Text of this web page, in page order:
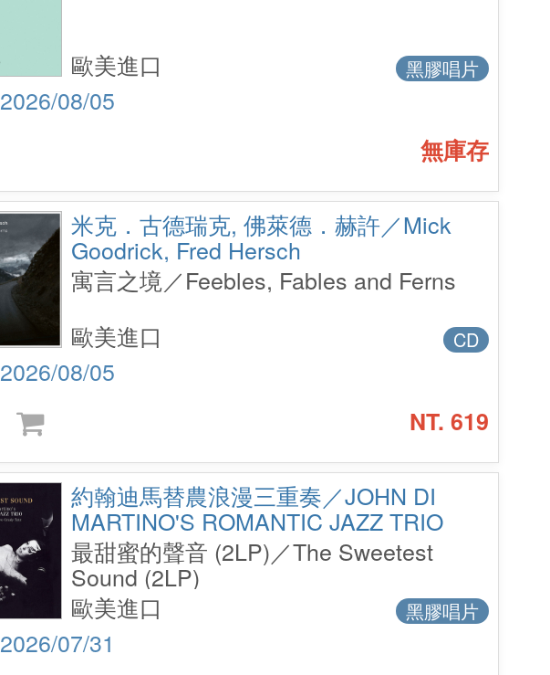
2026/08/05
黑膠唱片
歐美進口
無庫存
米克．古德瑞克, 佛萊德．赫許／Mick
Goodrick, Fred Hersch
寓言之境／Feebles, Fables and Ferns
2026/08/05
CD
歐美進口
NT. 619
約翰迪馬替農浪漫三重奏／JOHN DI
MARTINO'S ROMANTIC JAZZ TRIO
最甜蜜的聲音 (2LP)／The Sweetest
Sound (2LP)
2026/07/31
黑膠唱片
歐美進口